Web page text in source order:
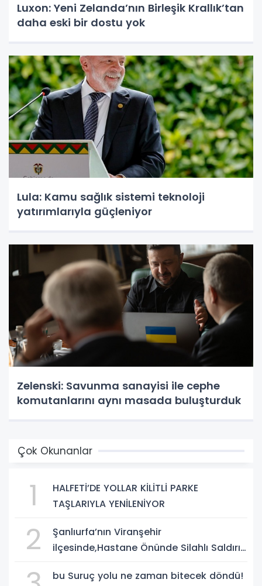
Luxon: Yeni Zelanda’nın Birleşik Krallık’tan
daha eski bir dostu yok
Lula: Kamu sağlık sistemi teknoloji
yatırımlarıyla güçleniyor
Zelenski: Savunma sanayisi ile cephe
komutanlarını aynı masada buluşturduk
Çok Okunanlar
1
HALFETİ’DE YOLLAR KİLİTLİ PARKE
TAŞLARIYLA YENİLENİYOR
2
Şanlıurfa’nın Viranşehir
ilçesinde,Hastane Önünde Silahlı Saldırı:
bu Suruç yolu ne zaman bitecek döndü!